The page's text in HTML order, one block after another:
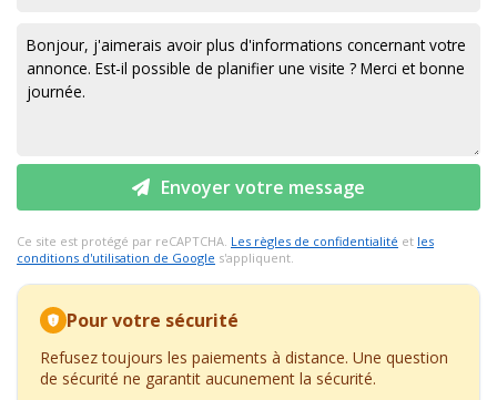
Envoyer votre message
Ce site est protégé par reCAPTCHA. Les règles de confidentialité et les
conditions d'utilisation de Google s'appliquent.
Pour votre sécurité
Refusez toujours les paiements à distance. Une question
de sécurité ne garantit aucunement la sécurité.